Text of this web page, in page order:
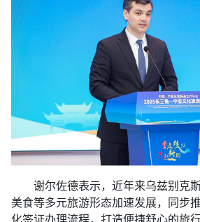
谢尔佐德表示，近年来乌兹别克斯
美食等多元旅游形态加速发展，同步